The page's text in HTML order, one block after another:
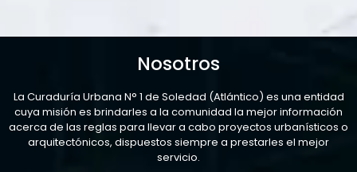
Nosotros
La Curaduría Urbana N° 1 de Soledad (Atlántico) es una entidad
cuya misión es brindarles a la comunidad la mejor información
acerca de las reglas para llevar a cabo proyectos urbanísticos o
arquitectónicos, dispuestos siempre a prestarles el mejor
servicio.